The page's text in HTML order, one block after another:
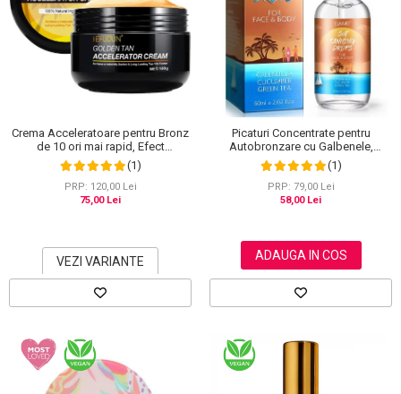
Crema Acceleratoare pentru Bronz
de 10 ori mai rapid, Efect
Intensificator, Ingrediente 100%
Naturale, Sefudun, 100 g
(1)
PRP: 120,00 Lei
75,00 Lei
VEZI VARIANTE
Picaturi Concentrate pentru
Autobronzare cu Galbenele,
Castravete si Ceai verde, Fata si
Corp, Elaimei, 60 ml
(1)
PRP: 79,00 Lei
58,00 Lei
ADAUGA IN COS